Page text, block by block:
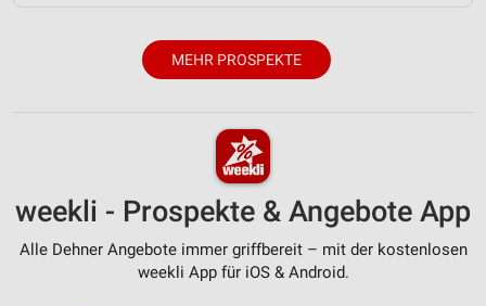
MEHR PROSPEKTE
weekli - Prospekte & Angebote App
Alle Dehner Angebote immer griffbereit – mit der kostenlosen
weekli App für iOS & Android.